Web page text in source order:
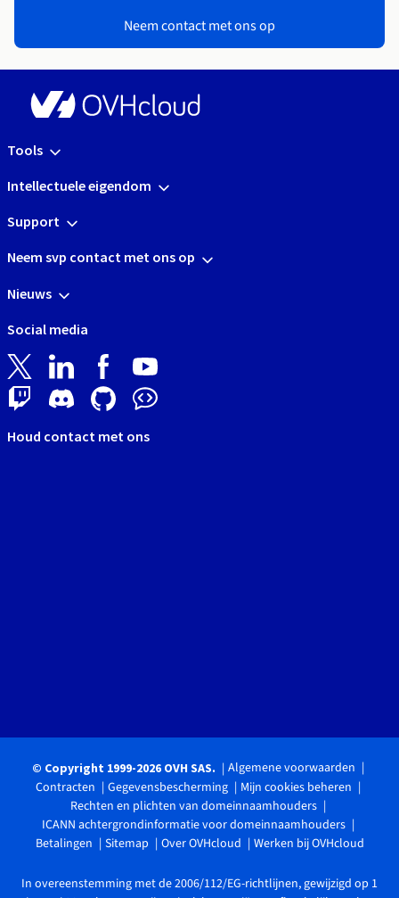
Neem contact met ons op
Tools
Intellectuele eigendom
Support
Neem svp contact met ons op
Nieuws
Social media
Houd contact met ons
© Copyright 1999-2026 OVH SAS.
Algemene voorwaarden
Contracten
Gegevensbescherming
Mijn cookies beheren
Rechten en plichten van domeinnaamhouders
ICANN achtergrondinformatie voor domeinnaamhouders
Betalingen
Sitemap Over OVHcloud Werken bij OVHcloud
In overeenstemming met de 2006/112/EG-richtlijnen, gewijzigd op 1